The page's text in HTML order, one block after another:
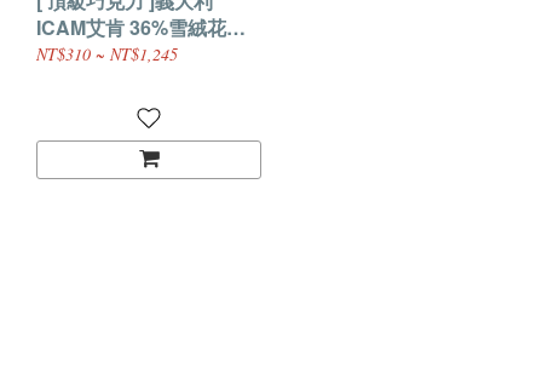
ICAM艾肯 36%雪絨花調
溫白巧克力 (鈕扣型)
NT$310 ~ NT$1,245